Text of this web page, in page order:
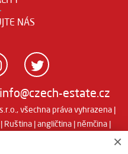
NÁS
info@czech-estate.cz
všechna práva vyhrazena |
| Ruština |angličtina | němčina |
×